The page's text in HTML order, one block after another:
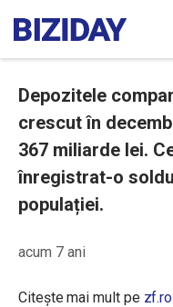
Depozitele
crescut în
367 miliarde lei.
înregistrat-o
populației.
acum 7 ani
Citește mai mult pe zf.ro